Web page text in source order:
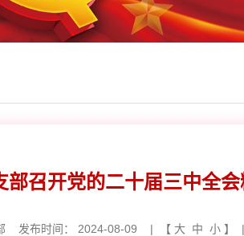
召开党的二十届三中全
发布时间： 2024-08-09 | 【 大 中 小 】